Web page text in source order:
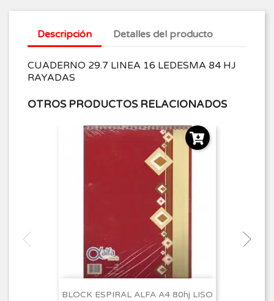
Descripción Detalles del producto
CUADERNO 29.7 LINEA 16 LEDESMA 84 HJ
RAYADAS
OTROS PRODUCTOS RELACIONADOS
BLOCK ESPIRAL ALFA A4 80hj LISO